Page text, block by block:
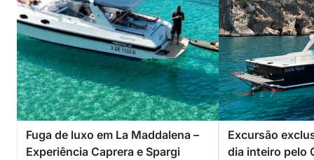
Fuga de luxo em La Maddalena –
Experiência Caprera e Spargi
Excursão
dia inteiro pelo